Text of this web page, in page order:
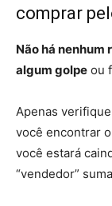
comprar
Não há nenhum
algum golpe ou
Apenas
você encontrar
você estará
“vendedor”